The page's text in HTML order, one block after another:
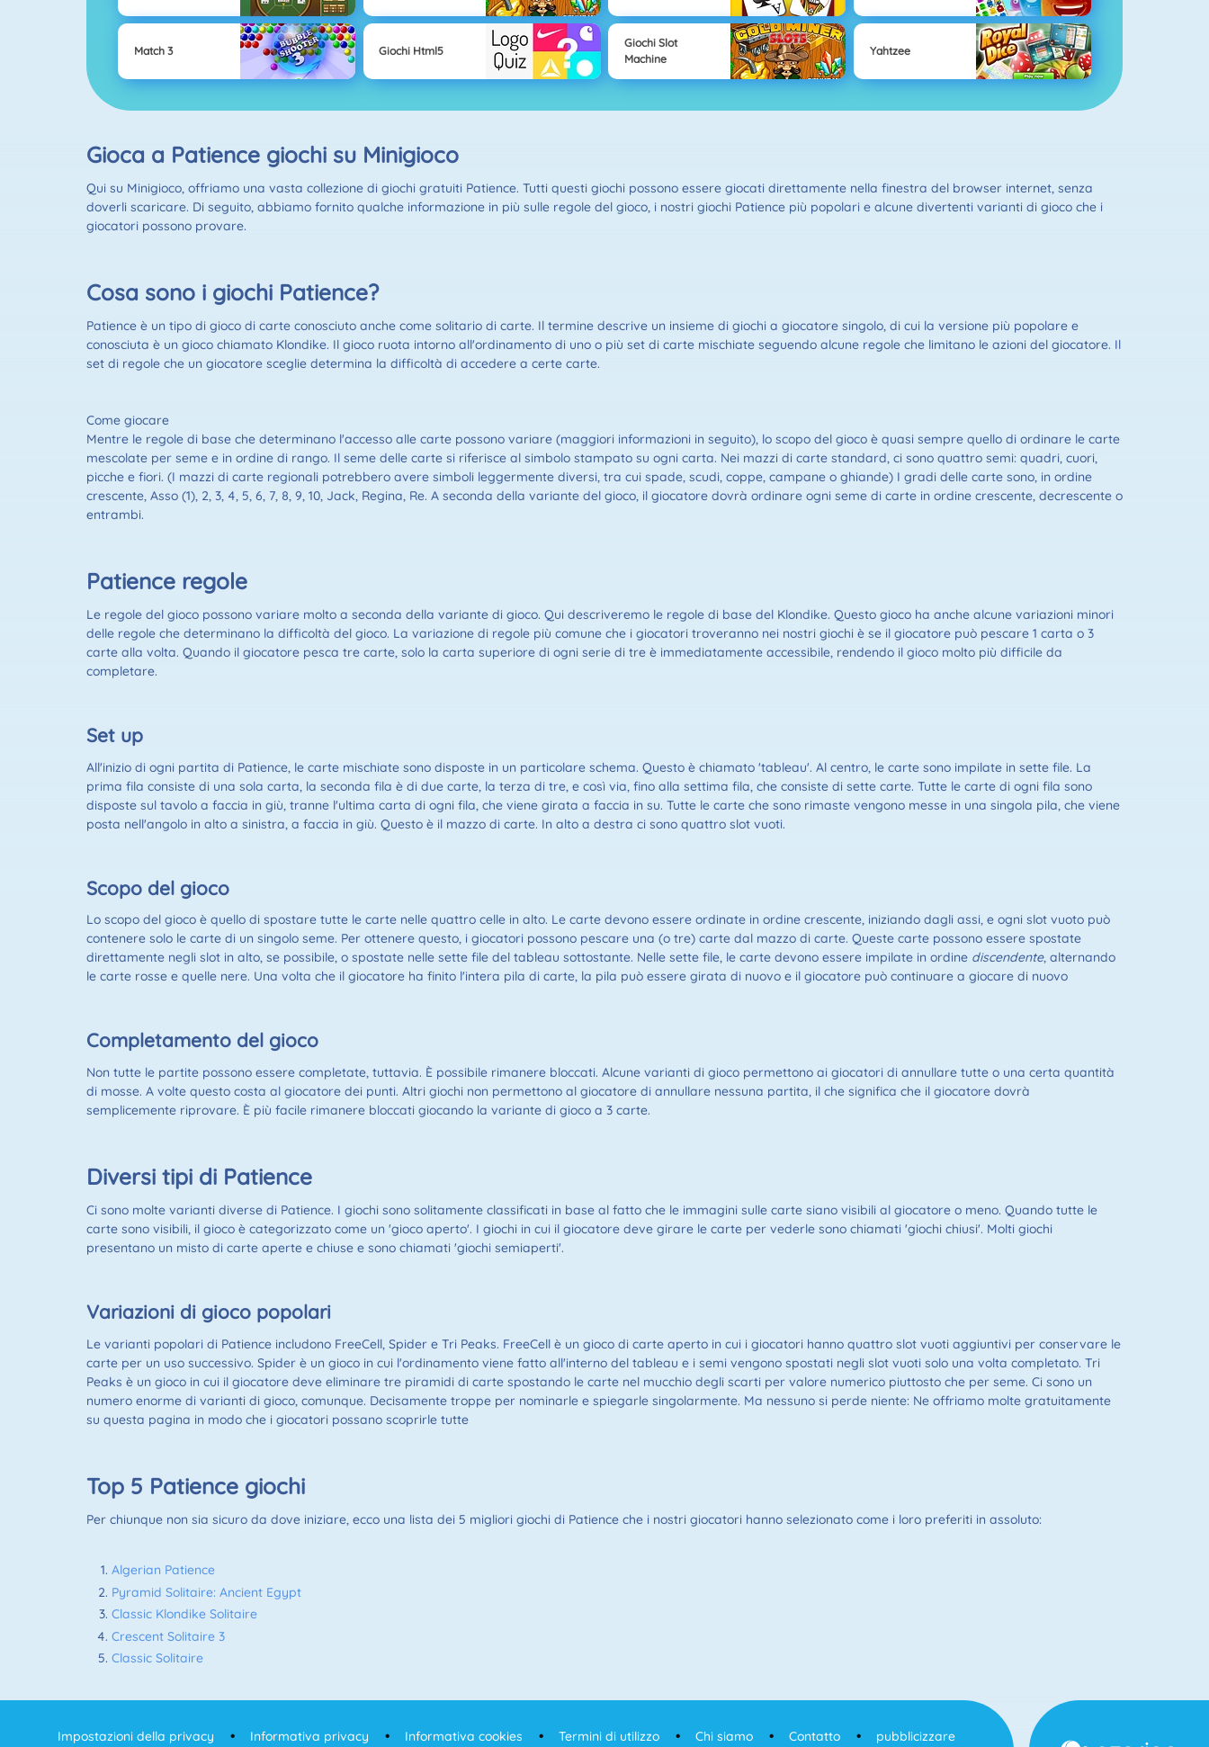
Match 3 Giochi Html5
Giochi Slot
Machine
Yahtzee
Gioca a Patience giochi su Minigioco
Qui su Minigioco, offriamo una vasta collezione di giochi gratuiti Patience. Tutti questi giochi possono essere giocati direttamente nella finestra del browser internet, senza
doverli scaricare. Di seguito, abbiamo fornito qualche informazione in più sulle regole del gioco, i nostri giochi Patience più popolari e alcune divertenti varianti di gioco che i
giocatori possono provare.
Cosa sono i giochi Patience?
Patience è un tipo di gioco di carte conosciuto anche come solitario di carte. Il termine descrive un insieme di giochi a giocatore singolo, di cui la versione più popolare e
conosciuta è un gioco chiamato Klondike. Il gioco ruota intorno all'ordinamento di uno o più set di carte mischiate seguendo alcune regole che limitano le azioni del giocatore. Il
set di regole che un giocatore sceglie determina la difficoltà di accedere a certe carte.
Come giocare
Mentre le regole di base che determinano l'accesso alle carte possono variare (maggiori informazioni in seguito), lo scopo del gioco è quasi sempre quello di ordinare le carte
mescolate per seme e in ordine di rango. Il seme delle carte si riferisce al simbolo stampato su ogni carta. Nei mazzi di carte standard, ci sono quattro semi: quadri, cuori,
picche e fiori. (I mazzi di carte regionali potrebbero avere simboli leggermente diversi, tra cui spade, scudi, coppe, campane o ghiande) I gradi delle carte sono, in ordine
crescente, Asso (1), 2, 3, 4, 5, 6, 7, 8, 9, 10, Jack, Regina, Re. A seconda della variante del gioco, il giocatore dovrà ordinare ogni seme di carte in ordine crescente, decrescente o
entrambi.
Patience regole
Le regole del gioco possono variare molto a seconda della variante di gioco. Qui descriveremo le regole di base del Klondike. Questo gioco ha anche alcune variazioni minori
delle regole che determinano la difficoltà del gioco. La variazione di regole più comune che i giocatori troveranno nei nostri giochi è se il giocatore può pescare 1 carta o 3
carte alla volta. Quando il giocatore pesca tre carte, solo la carta superiore di ogni serie di tre è immediatamente accessibile, rendendo il gioco molto più difficile da
completare.
Set up
All'inizio di ogni partita di Patience, le carte mischiate sono disposte in un particolare schema. Questo è chiamato 'tableau'. Al centro, le carte sono impilate in sette file. La
prima fila consiste di una sola carta, la seconda fila è di due carte, la terza di tre, e così via, fino alla settima fila, che consiste di sette carte. Tutte le carte di ogni fila sono
disposte sul tavolo a faccia in giù, tranne l'ultima carta di ogni fila, che viene girata a faccia in su. Tutte le carte che sono rimaste vengono messe in una singola pila, che viene
posta nell'angolo in alto a sinistra, a faccia in giù. Questo è il mazzo di carte. In alto a destra ci sono quattro slot vuoti.
Scopo del gioco
Lo scopo del gioco è quello di spostare tutte le carte nelle quattro celle in alto. Le carte devono essere ordinate in ordine crescente, iniziando dagli assi, e ogni slot vuoto può
contenere solo le carte di un singolo seme. Per ottenere questo, i giocatori possono pescare una (o tre) carte dal mazzo di carte. Queste carte possono essere spostate
direttamente negli slot in alto, se possibile, o spostate nelle sette file del tableau sottostante. Nelle sette file, le carte devono essere impilate in ordine discendente, alternando
le carte rosse e quelle nere. Una volta che il giocatore ha finito l'intera pila di carte, la pila può essere girata di nuovo e il giocatore può continuare a giocare di nuovo
Completamento del gioco
Non tutte le partite possono essere completate, tuttavia. È possibile rimanere bloccati. Alcune varianti di gioco permettono ai giocatori di annullare tutte o una certa quantità
di mosse. A volte questo costa al giocatore dei punti. Altri giochi non permettono al giocatore di annullare nessuna partita, il che significa che il giocatore dovrà
semplicemente riprovare. È più facile rimanere bloccati giocando la variante di gioco a 3 carte.
Diversi tipi di Patience
Ci sono molte varianti diverse di Patience. I giochi sono solitamente classificati in base al fatto che le immagini sulle carte siano visibili al giocatore o meno. Quando tutte le
carte sono visibili, il gioco è categorizzato come un 'gioco aperto'. I giochi in cui il giocatore deve girare le carte per vederle sono chiamati 'giochi chiusi'. Molti giochi
presentano un misto di carte aperte e chiuse e sono chiamati 'giochi semiaperti'.
Variazioni di gioco popolari
Le varianti popolari di Patience includono FreeCell, Spider e Tri Peaks. FreeCell è un gioco di carte aperto in cui i giocatori hanno quattro slot vuoti aggiuntivi per conservare le
carte per un uso successivo. Spider è un gioco in cui l'ordinamento viene fatto all'interno del tableau e i semi vengono spostati negli slot vuoti solo una volta completato. Tri
Peaks è un gioco in cui il giocatore deve eliminare tre piramidi di carte spostando le carte nel mucchio degli scarti per valore numerico piuttosto che per seme. Ci sono un
numero enorme di varianti di gioco, comunque. Decisamente troppe per nominarle e spiegarle singolarmente. Ma nessuno si perde niente: Ne offriamo molte gratuitamente
su questa pagina in modo che i giocatori possano scoprirle tutte
Top 5 Patience giochi
Per chiunque non sia sicuro da dove iniziare, ecco una lista dei 5 migliori giochi di Patience che i nostri giocatori hanno selezionato come i loro preferiti in assoluto:
Algerian Patience
Pyramid Solitaire: Ancient Egypt
Classic Klondike Solitaire
Crescent Solitaire 3
Classic Solitaire
Impostazioni della privacy Informativa privacy Informativa cookies Termini di utilizzo Chi siamo Contatto pubblicizzare